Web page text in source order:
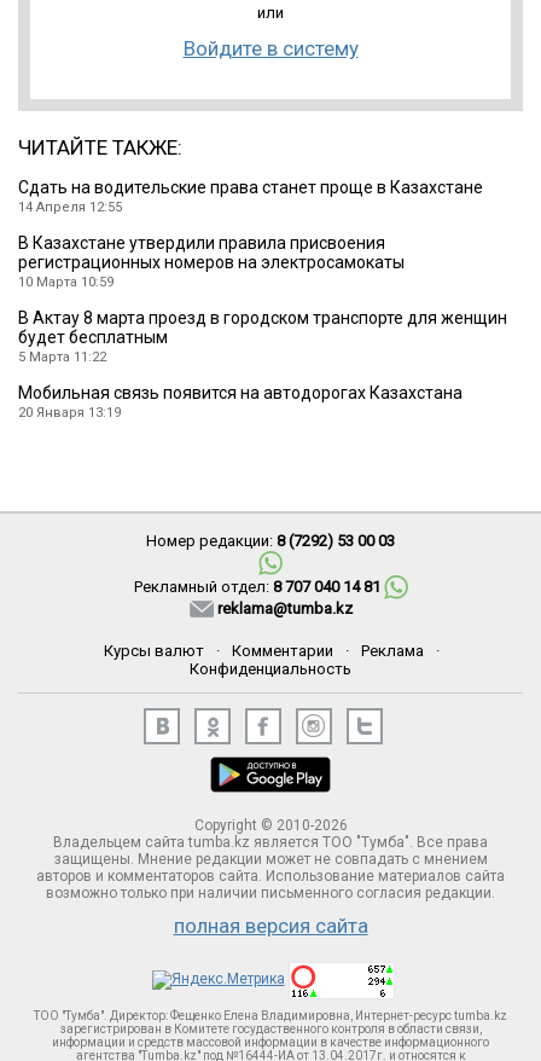
или
Войдите в систему
ЧИТАЙТЕ ТАКЖЕ:
Сдать на водительские права станет проще в Казахстане
14 Апреля 12:55
В Казахстане утвердили правила присвоения
регистрационных номеров на электросамокаты
10 Марта 10:59
В Актау 8 марта проезд в городском транспорте для женщин
будет бесплатным
5 Марта 11:22
Мобильная связь появится на автодорогах Казахстана
20 Января 13:19
Номер редакции: 8 (7292) 53 00 03
Рекламный отдел: 8 707 040 14 81
reklama@tumba.kz
Курсы валют · Комментарии · Реклама
·
Конфиденциальность
Copyright © 2010-2026
Владельцем сайта tumba.kz является ТОО "Тумба". Все права
защищены. Мнение редакции может не совпадать с мнением
авторов и комментаторов сайта. Использование материалов сайта
возможно только при наличии письменного согласия редакции.
полная версия сайта
ТОО "Тумба". Директор: Фещенко Елена Владимировна, Интернет-ресурс tumba.kz
зарегистрирован в Комитете госудаственного контроля в области связи,
информации и средств массовой информации в качестве информационного
агентства "Tumba.kz" под №16444-ИА от 13.04.2017г. и относятся к